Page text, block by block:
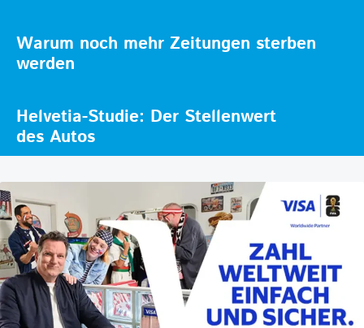
Warum noch mehr Zeitungen sterben
werden
Helvetia-Studie: Der Stellenwert
des Autos